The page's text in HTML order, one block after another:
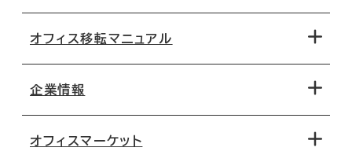
地図から探す
路線・駅から探す
オフィス移転マニュアル
移転コストシミュレーション
企業情報
オフィスマーケット